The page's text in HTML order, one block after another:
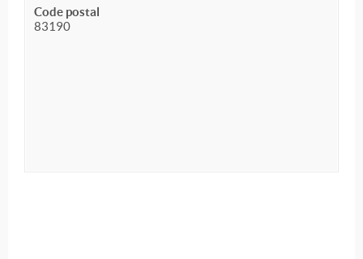
Code postal
83190